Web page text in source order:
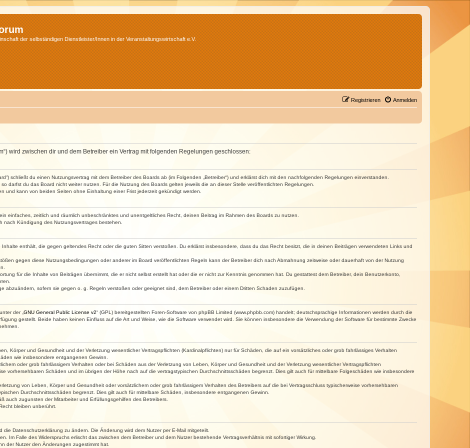
der selbständigen Dienstleister/Innen in der Veranstaltungswirtschaft e.V.
Anmelden
Registrieren
wird zwischen dir und dem Betreiber ein Vertrag mit folgenden Regelungen geschlossen:
schließt du einen Nutzungsvertrag mit dem Betreiber des Boards ab (im Folgenden „Betreiber“) und erklärst dich mit den nachfolgenden Regelungen einverstanden.
darfst du das Board nicht weiter nutzen. Für die Nutzung des Boards gelten jeweils die an dieser Stelle veröffentlichten Regelungen.
und kann von beiden Seiten ohne Einhaltung einer Frist jederzeit gekündigt werden.
einfaches, zeitlich und räumlich unbeschränktes und unentgeltliches Recht, deinen Beitrag im Rahmen des Boards zu nutzen.
Kündigung des Nutzungsvertrages bestehen.
enthält, die gegen geltendes Recht oder die guten Sitten verstoßen. Du erklärst insbesondere, dass du das Recht besitzt, die in deinen Beiträgen verwendeten Links und
gegen diese Nutzungsbedingungen oder anderer im Board veröffentlichten Regeln kann der Betreiber dich nach Abmahnung zeitweise oder dauerhaft von der Nutzung
für die Inhalte von Beiträgen übernimmt, die er nicht selbst erstellt hat oder die er nicht zur Kenntnis genommen hat. Du gestattest dem Betreiber, dein Benutzerkonto,
abzuändern, sofern sie gegen o. g. Regeln verstoßen oder geeignet sind, dem Betreiber oder einem Dritten Schaden zuzufügen.
der „ GNU General Public License v2“ (GPL) bereitgestellten Foren-Software von phpBB Limited (www.phpbb.com) handelt; deutschsprachige Informationen werden durch die
gestellt. Beide haben keinen Einfluss auf die Art und Weise, wie die Software verwendet wird. Sie können insbesondere die Verwendung der Software für bestimmte Zwecke
Körper und Gesundheit und der Verletzung wesentlicher Vertragspflichten (Kardinalpflichten) nur für Schäden, die auf ein vorsätzliches oder grob fahrlässiges Verhalten
wie insbesondere entgangenen Gewinn.
oder grob fahrlässigem Verhalten oder bei Schäden aus der Verletzung von Leben, Körper und Gesundheit und der Verletzung wesentlicher Vertragspflichten
vorhersehbaren Schäden und im übrigen der Höhe nach auf die vertragstypischen Durchschnittsschäden begrenzt. Dies gilt auch für mittelbare Folgeschäden wie insbesondere
von Leben, Körper und Gesundheit oder vorsätzlichem oder grob fahrlässigem Verhalten des Betreibers auf die bei Vertragsschluss typischerweise vorhersehbaren
Durchschnittsschäden begrenzt. Dies gilt auch für mittelbare Schäden, insbesondere entgangenen Gewinn.
auch zugunsten der Mitarbeiter und Erfüllungsgehilfen des Betreibers.
bleiben unberührt.
Datenschutzerklärung zu ändern. Die Änderung wird dem Nutzer per E-Mail mitgeteilt.
Im Falle des Widerspruchs erlischt das zwischen dem Betreiber und dem Nutzer bestehende Vertragsverhältnis mit sofortiger Wirkung.
der Nutzer den Änderungen zugestimmt hat.